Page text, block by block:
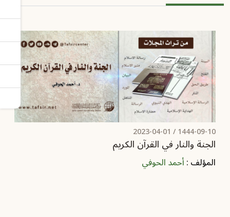
1444-09-10 /
2023-04-01
الجنة والنار في القرآن الكريم
المؤلف :أحمد الحوفي